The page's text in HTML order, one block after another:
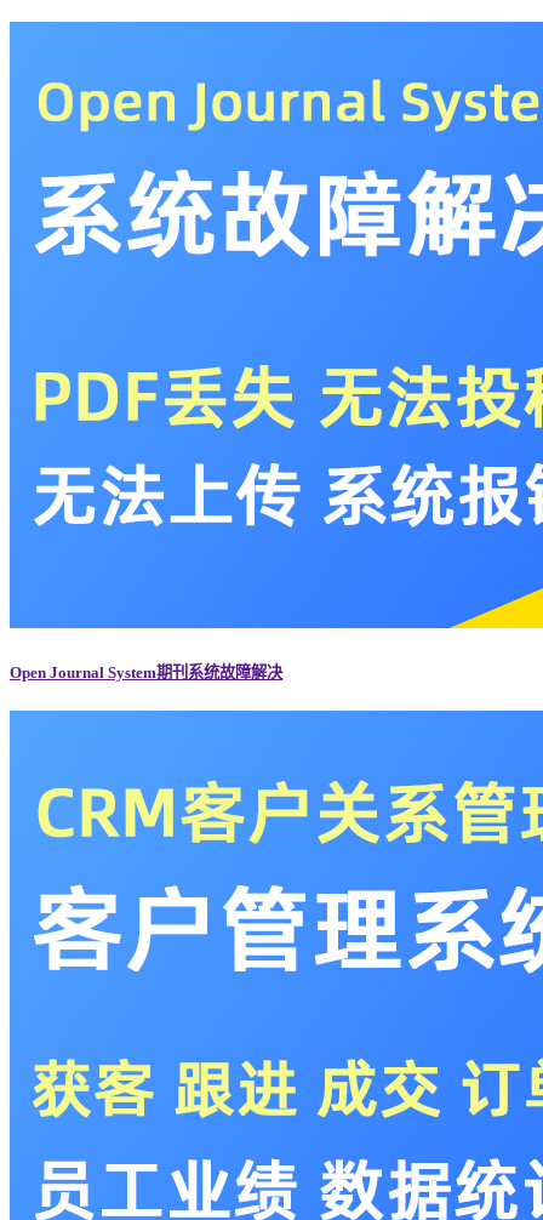
Open Journal System期刊系统故障解决